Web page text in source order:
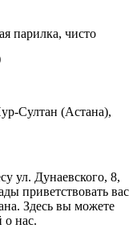
парилка, чисто
Султан (Астана),
ул. Дунаевского, 8,
приветствовать вас
Здесь вы можете
о нас.